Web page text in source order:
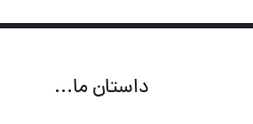
داستان ما...